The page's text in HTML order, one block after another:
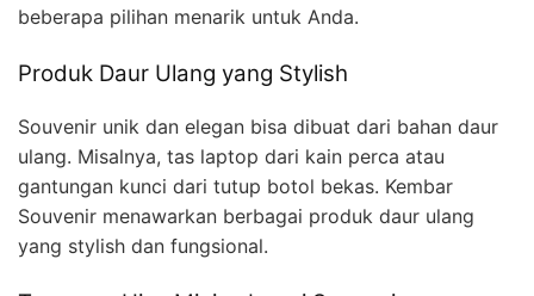
beberapa pilihan menarik untuk Anda.
Produk Daur Ulang yang Stylish
Souvenir unik dan elegan bisa dibuat dari bahan daur
ulang. Misalnya, tas laptop dari kain perca atau
gantungan kunci dari tutup botol bekas. Kembar
Souvenir menawarkan berbagai produk daur ulang
yang stylish dan fungsional.